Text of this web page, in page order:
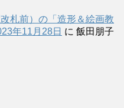
札前）の「造形＆絵画教
年11月28日 に 飯田朋子